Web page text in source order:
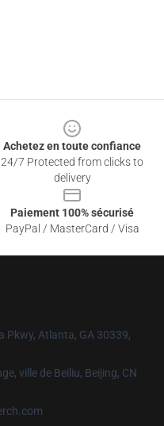
Achetez en toute confiance
24/7 Protected from clicks to
delivery
Paiement 100% sécurisé
PayPal / MasterCard / Visa
Pkwy, Atlanta, GA 30339,
ville de Beiliu, Beijing, CN